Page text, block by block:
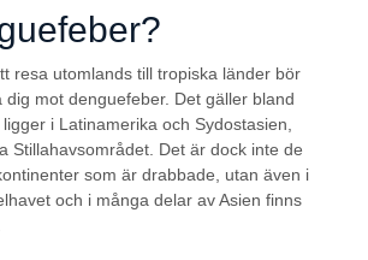
resa utomlands till tropiska länder bör
dig mot denguefeber. Det gäller bland
i Latinamerika och Sydostasien,
Stillahavsområdet. Det är dock inte de
som är drabbade, utan även i
och i många delar av Asien finns